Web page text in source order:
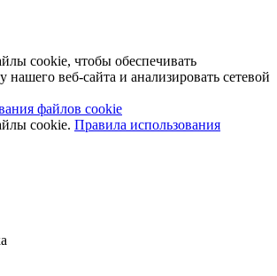
cookie, чтобы обеспечивать
нашего веб-сайта и анализировать сетевой
файлов cookie
cookie. Правила использования